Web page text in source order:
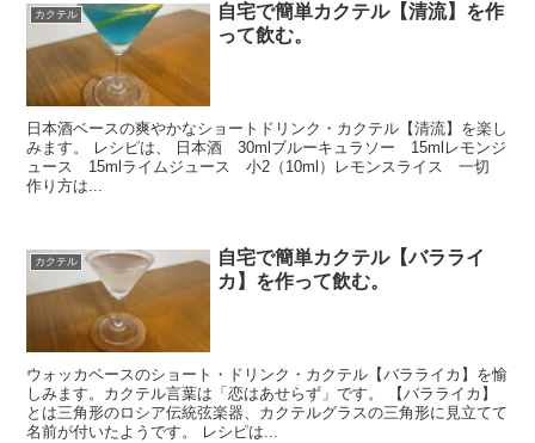
カクテル
自宅で簡単カクテル【清流】を作
って飲む。
日本酒ベースの爽やかなショートドリンク・カクテル【清流】を楽し
みます。 レシピは、 日本酒 30mlブルーキュラソー 15mlレモンジ
ュース 15mlライムジュース 小2（10ml）レモンスライス 一切
作り方は...
カクテル
自宅で簡単カクテル【バラライ
カ】を作って飲む。
ウォッカベースのショート・ドリンク・カクテル【バラライカ】を愉
しみます。カクテル言葉は「恋はあせらず」です。 【バラライカ】
とは三角形のロシア伝統弦楽器、カクテルグラスの三角形に見立てて
名前が付いたようです。 レシピは...